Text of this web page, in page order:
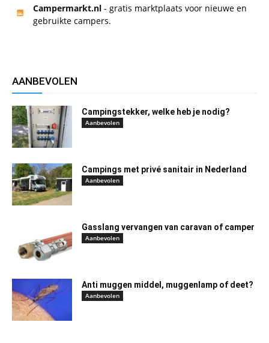
Campermarkt.nl - gratis marktplaats voor nieuwe en
gebruikte campers.
AANBEVOLEN
Campingstekker, welke heb je nodig?
Aanbevolen
Campings met privé sanitair in Nederland
Aanbevolen
Gasslang vervangen van caravan of camper
Aanbevolen
Anti muggen middel, muggenlamp of deet?
Aanbevolen